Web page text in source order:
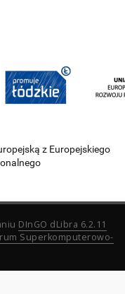
z Europejskiego
DInGO dLibra 6.2.11
Superkomputerowo-